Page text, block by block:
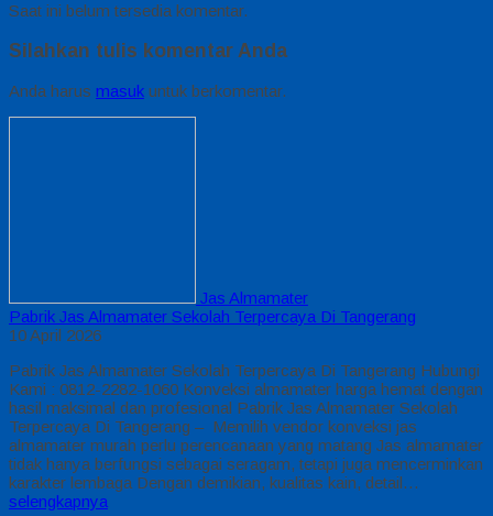
Saat ini belum tersedia komentar.
Silahkan tulis komentar Anda
Anda harus masuk untuk berkomentar.
Jas Almamater
Pabrik Jas Almamater Sekolah Terpercaya Di Tangerang
10 April 2026
Pabrik Jas Almamater Sekolah Terpercaya Di Tangerang Hubungi
Kami : 0812-2282-1060 Konveksi almamater harga hemat dengan
hasil maksimal dan profesional Pabrik Jas Almamater Sekolah
Terpercaya Di Tangerang – Memilih vendor konveksi jas
almamater murah perlu perencanaan yang matang Jas almamater
tidak hanya berfungsi sebagai seragam, tetapi juga mencerminkan
karakter lembaga Dengan demikian, kualitas kain, detail…
selengkapnya